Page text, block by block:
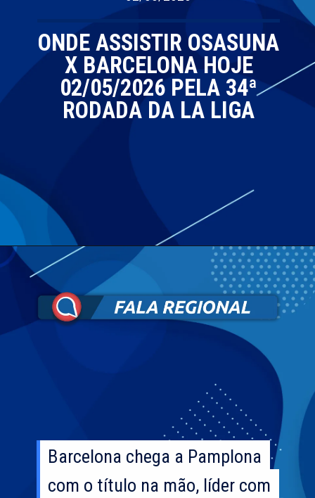
ONDE ASSISTIR OSASUNA
X BARCELONA HOJE
02/05/2026 PELA 34ª
RODADA DA LA LIGA
Barcelona chega a Pamplona
com o título na mão, líder com
Barcelona chega a Pamplona
com o título na mão, líder com